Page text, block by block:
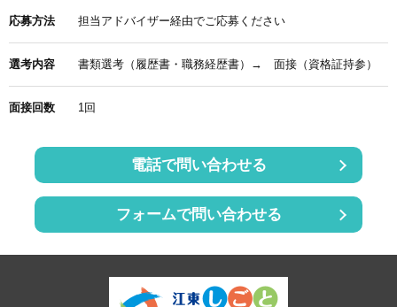
応募方法 担当アドバイザー経由でご応募ください
選考内容 書類選考（履歴書・職務経歴書）→ 面接（資格証持参）
面接回数 1回
電話で問い合わせる
フォームで問い合わせる